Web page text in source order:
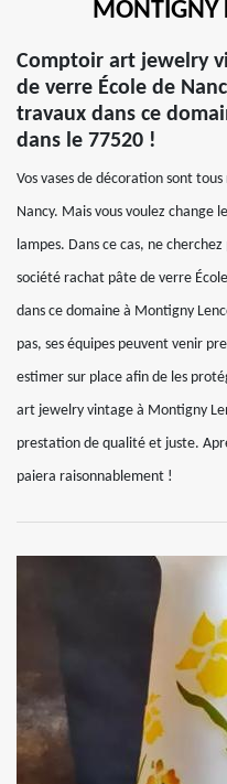
MONTIGNY
Comptoir art jewelry
de verre École de
travaux dans ce
dans le 77520 !
Vos vases de décoration sont
Nancy. Mais vous voulez change
lampes. Dans ce cas, ne
société rachat pâte de verre
dans ce domaine à Montigny
pas, ses équipes peuvent venir
estimer sur place afin de les
art jewelry vintage à Montigny
prestation de qualité et juste.
paiera raisonnablement !